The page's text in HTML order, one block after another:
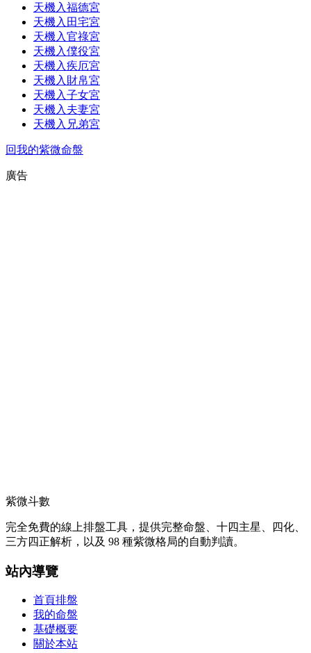
天機入福德宮
天機入田宅宮
天機入官祿宮
天機入僕役宮
天機入疾厄宮
天機入財帛宮
天機入子女宮
天機入夫妻宮
天機入兄弟宮
回我的紫微命盤
廣告
紫微斗數
完全免費的線上排盤工具，提供完整命盤、十四主星、四化、
三方四正解析，以及 98 種紫微格局的自動判讀。
站內導覽
首頁排盤
我的命盤
基礎概要
關於本站